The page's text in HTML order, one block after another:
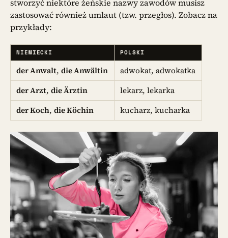
stworzyć niektóre żeńskie nazwy zawodów musisz
zastosować również umlaut (tzw. przegłos). Zobacz na
przykłady:
NIEMIECKI POLSKI
der Anwalt,die Anwältin
adwokat, adwokatka
der Arzt,die Ärztin
lekarz, lekarka
der Koch,die Köchin kucharz, kucharka